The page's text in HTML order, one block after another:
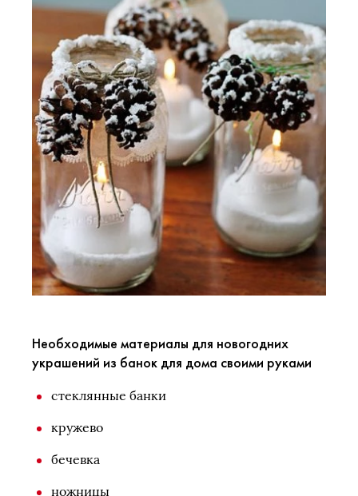
Необходимые материалы для новогодних
украшений из банок для дома своими руками
стеклянные банки
кружево
бечевка
ножницы